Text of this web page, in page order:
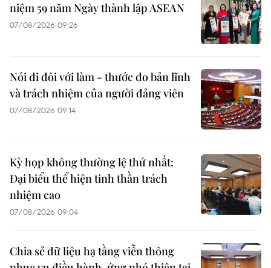
niệm 59 năm Ngày thành lập ASEAN
07/08/2026 09:26
Nói đi đôi với làm - thước đo bản lĩnh
và trách nhiệm của người đảng viên
07/08/2026 09:14
Kỳ họp không thường lệ thứ nhất:
Đại biểu thể hiện tinh thần trách
nhiệm cao
07/08/2026 09:04
Chia sẻ dữ liệu hạ tầng viễn thông